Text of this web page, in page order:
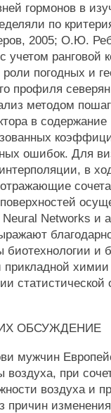
гормонов в
по
2005; О.Ю.
учетом ранговой
погодных и
профиля
методом
в содержание
ошибок. Для
в
Networks и
и
прикладной
статистической
ОБСУЖДЕНИЕ
мужчин
воздуха, при
воздуха и
причин изменения